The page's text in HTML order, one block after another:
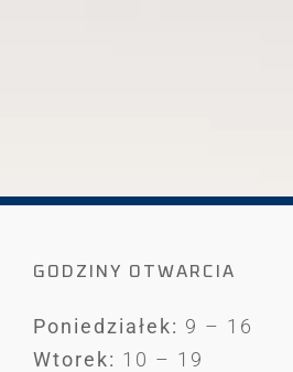
GODZINY OTWARCIA
Poniedziałek: 9 – 16
Wtorek: 10 – 19